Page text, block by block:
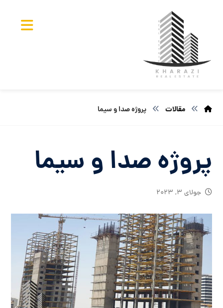
مقالات پروژه صدا و سیما
پروژه صدا و سیما
جولای ۳, ۲۰۲۳